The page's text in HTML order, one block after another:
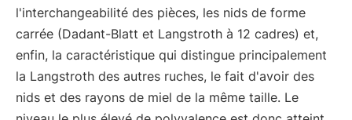
l'interchangeabilité des pièces, les nids de forme
carrée (Dadant-Blatt et Langstroth à 12 cadres) et,
enfin, la caractéristique qui distingue principalement
la Langstroth des autres ruches, le fait d'avoir des
nids et des rayons de miel de la même taille. Le